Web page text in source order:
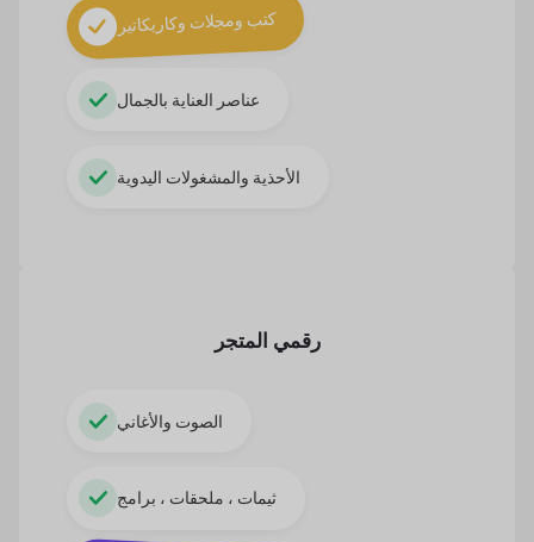
كتب ومجلات وكاريكاتير
عناصر العناية بالجمال
الأحذية والمشغولات اليدوية
رقمي المتجر
الصوت والأغاني
ثيمات ، ملحقات ، برامج